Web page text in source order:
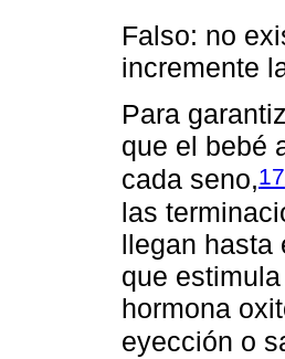
Falso: no
incremente
Para
que el bebé
cada seno,17
las
llegan hasta
que
hormona
eyección o